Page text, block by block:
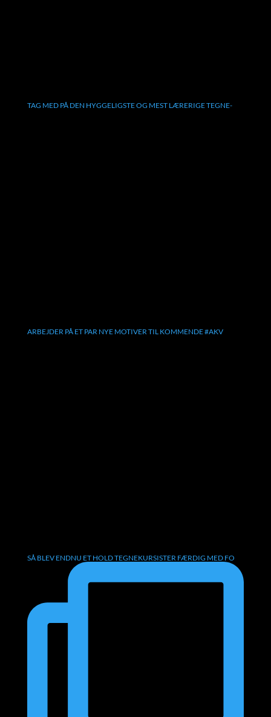
TAG MED PÅ DEN HYGGELIGSTE OG MEST LÆRERIGE TEGNE-
ARBEJDER PÅ ET PAR NYE MOTIVER TIL KOMMENDE #AKV
SÅ BLEV ENDNU ET HOLD TEGNEKURSISTER FÆRDIG MED FO